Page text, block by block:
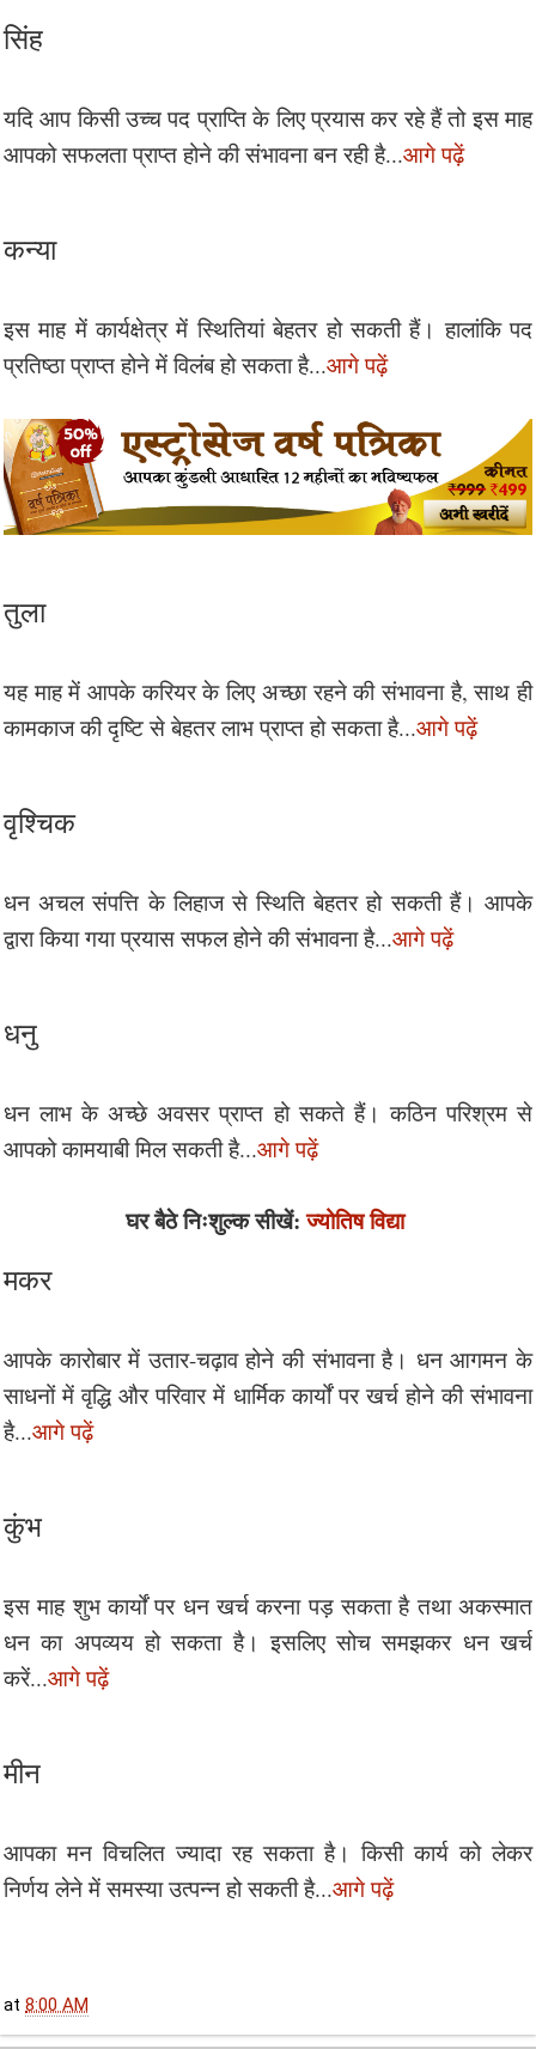
सिंह
यदि आप किसी उच्च पद प्राप्ति के लिए प्रयास कर रहे हैं तो इस माह
आपको सफलता प्राप्त होने की संभावना बन रही है...आगे पढ़ें
कन्या
इस माह में कार्यक्षेत्र में स्थितियां बेहतर हो सकती हैं। हालांकि पद
प्रतिष्ठा प्राप्त होने में विलंब हो सकता है...आगे पढ़ें
तुला
यह माह में आपके करियर के लिए अच्छा रहने की संभावना है, साथ ही
कामकाज की दृष्टि से बेहतर लाभ प्राप्त हो सकता है...आगे पढ़ें
वृश्चिक
धन अचल संपत्ति के लिहाज से स्थिति बेहतर हो सकती हैं। आपके
द्वारा किया गया प्रयास सफल होने की संभावना है...आगे पढ़ें
धनु
धन लाभ के अच्छे अवसर प्राप्त हो सकते हैं। कठिन परिश्रम से
आपको कामयाबी मिल सकती है...आगे पढ़ें
घर बैठे निःशुल्क सीखें:ज्योतिष विद्या
मकर
आपके कारोबार में उतार-चढ़ाव होने की संभावना है। धन आगमन के
साधनों में वृद्धि और परिवार में धार्मिक कार्यों पर खर्च होने की संभावना
है...आगे पढ़ें
कुंभ
इस माह शुभ कार्यों पर धन खर्च करना पड़ सकता है तथा अकस्मात
धन का अपव्यय हो सकता है। इसलिए सोच समझकर धन खर्च
करें...आगे पढ़ें
मीन
आपका मन विचलित ज्यादा रह सकता है। किसी कार्य को लेकर
निर्णय लेने में समस्या उत्पन्न हो सकती है...आगे पढ़ें
at 8:00 AM